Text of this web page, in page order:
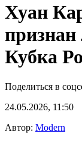
Хуан
Кубка
Поделиться в
24.05.2026, 11:50
Автор: Modern